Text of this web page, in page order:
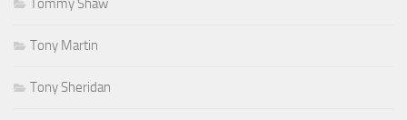
Tommy Shaw
Tony Martin
Tony Sheridan